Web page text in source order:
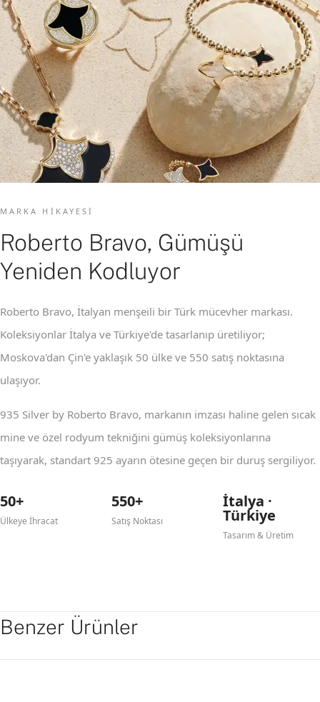
MARKA HIKAYESI
Roberto Bravo, Gümüşü
Yeniden Kodluyor
Roberto Bravo, İtalyan menşeili bir Türk mücevher markası.
Koleksiyonlar İtalya ve Türkiye'de tasarlanıp üretiliyor;
Moskova'dan Çin'e yaklaşık 50 ülke ve 550 satış noktasına
ulaşıyor.
935 Silver by Roberto Bravo, markanın imzası haline gelen sıcak
mine ve özel rodyum tekniğini gümüş koleksiyonlarına
taşıyarak, standart 925 ayarın ötesine geçen bir duruş sergiliyor.
50+
Ülkeye İhracat
550+
Satış Noktası
İtalya ·
Türkiye
Tasarım & Üretim
Benzer Ürünler